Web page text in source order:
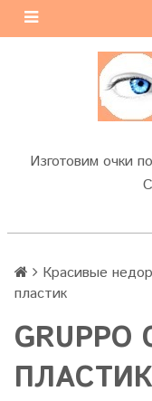
Изготовим очки
Красивые
пластик
GRUPPO
ПЛАСТИК